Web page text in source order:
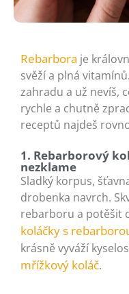
Rebarbora je
svěží a plná
zahradu a už nevíš,
rychle a chutně
receptů najdeš
1. Rebarborový
nezklame
Sladký korpus,
drobenka navrch.
rebarboru a potěšit
koláčky s
krásně vyváží
mřížkový koláč.